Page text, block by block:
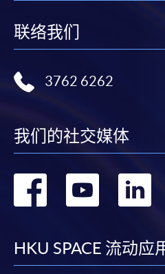
課程/科目報名注意事項:
JavaScript程式瀏覽器的
必須重新開始整個申請程
網上報名只支援「提早
報讀優惠，請親臨學院的
在網上報名過程中，由
快與 閣下聯絡。
申請人應注意，不論親
联络我们
3762 6262
我们的社交媒体
转 转
HKU SPACE 流动应